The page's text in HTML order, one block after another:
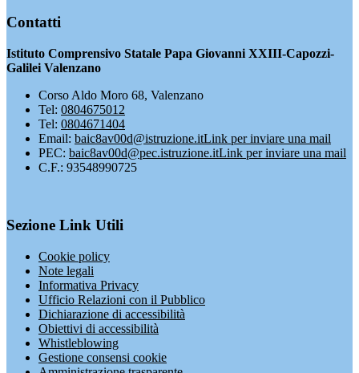
Contatti
Istituto Comprensivo Statale Papa Giovanni XXIII-Capozzi-
Galilei Valenzano
Corso Aldo Moro 68, Valenzano
Tel: 0804675012
Tel: 0804671404
Email: baic8av00d@istruzione.itLink per inviare una mail
PEC: baic8av00d@pec.istruzione.itLink per inviare una mail
C.F.: 93548990725
Sezione Link Utili
Cookie policy
Note legali
Informativa Privacy
Ufficio Relazioni con il Pubblico
Dichiarazione di accessibilità
Obiettivi di accessibilità
Whistleblowing
Gestione consensi cookie